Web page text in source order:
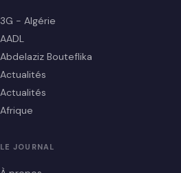
3G - Algérie
AADL
Abdelaziz Bouteflika
Actualités
Actualités
Afrique
LE JOURNAL